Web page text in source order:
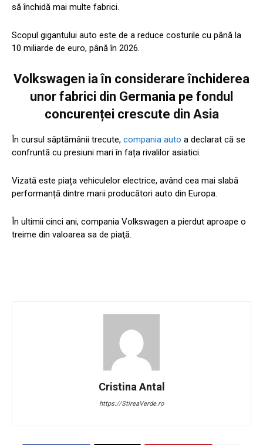
să închidă mai multe fabrici.
Scopul gigantului auto este de a reduce costurile cu până la
10 miliarde de euro, până în 2026.
Volkswagen ia în considerare închiderea
unor fabrici din Germania pe fondul
concurenței crescute din Asia
În cursul săptămânii trecute, compania auto a declarat că se
confruntă cu presiuni mari în fața rivalilor asiatici.
Vizată este piața vehiculelor electrice, având cea mai slabă
performanță dintre marii producători auto din Europa.
În ultimii cinci ani, compania Volkswagen a pierdut aproape o
treime din valoarea sa de piaţă.
Cristina Antal
https://StireaVerde.ro